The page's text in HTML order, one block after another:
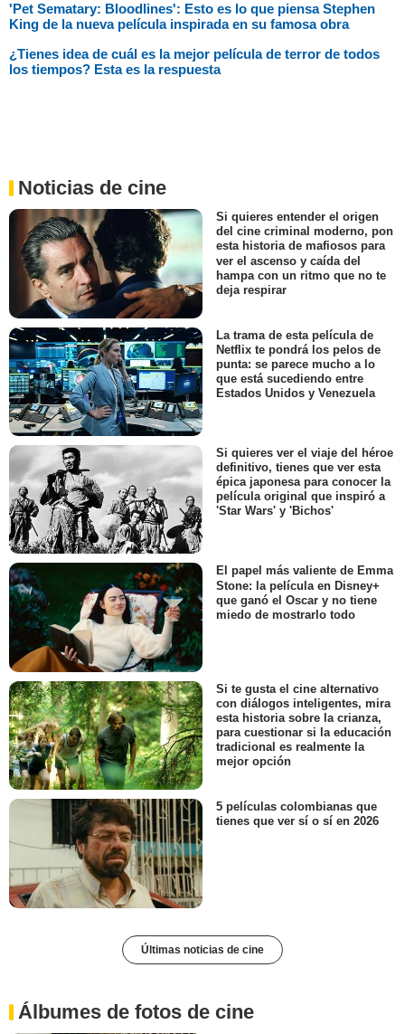
'Pet Sematary: Bloodlines': Esto es lo que piensa Stephen
King de la nueva película inspirada en su famosa obra
¿Tienes idea de cuál es la mejor película de terror de todos
los tiempos? Esta es la respuesta
Noticias de cine
Si quieres entender el origen
del cine criminal moderno, pon
esta historia de mafiosos para
ver el ascenso y caída del
hampa con un ritmo que no te
deja respirar
La trama de esta película de
Netflix te pondrá los pelos de
punta: se parece mucho a lo
que está sucediendo entre
Estados Unidos y Venezuela
Si quieres ver el viaje del héroe
definitivo, tienes que ver esta
épica japonesa para conocer la
película original que inspiró a
'Star Wars' y 'Bichos'
El papel más valiente de Emma
Stone: la película en Disney+
que ganó el Oscar y no tiene
miedo de mostrarlo todo
Si te gusta el cine alternativo
con diálogos inteligentes, mira
esta historia sobre la crianza,
para cuestionar si la educación
tradicional es realmente la
mejor opción
5 películas colombianas que
tienes que ver sí o sí en 2026
Últimas noticias de cine
Álbumes de fotos de cine